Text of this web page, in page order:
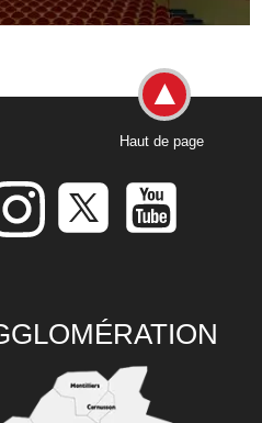
Haut de page